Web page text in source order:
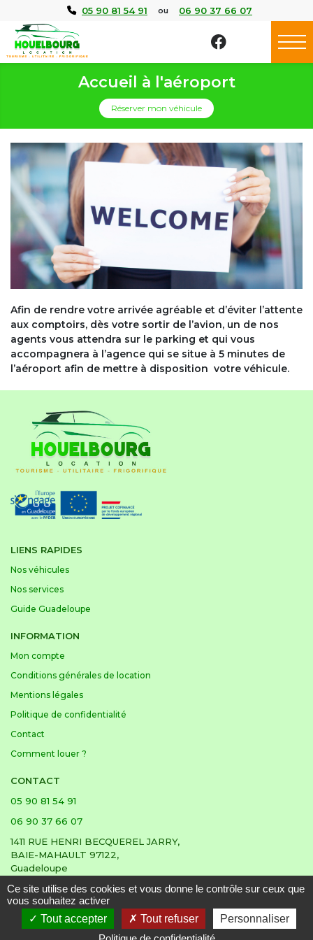
05 90 81 54 91 ou 06 90 37 66 07
Accueil à l'aéroport
Réserver mon véhicule
Afin de rendre votre arrivée agréable et d’éviter l’attente
aux comptoirs, dès votre sortir de l’avion, un de nos
agents vous attendra sur le parking et qui vous
accompagnera à l’agence qui se situe à 5 minutes de
l’aéroport afin de mettre à disposition votre véhicule.
LIENS RAPIDES
Nos véhicules
Nos services
Guide Guadeloupe
INFORMATION
Mon compte
Conditions générales de location
Mentions légales
Politique de confidentialité
Contact
Comment louer ?
CONTACT
05 90 81 54 91
06 90 37 66 07
1411 RUE HENRI BECQUEREL JARRY,
BAIE-MAHAULT 97122,
Guadeloupe
© 2026 Houelbourg location | Réalisation & hébergé par Pixell
Panneau de gestion des cookies
Ce site utilise des cookies et vous donne le contrôle sur ceux que
vous souhaitez activer
Tout accepter
Tout refuser
Personnaliser